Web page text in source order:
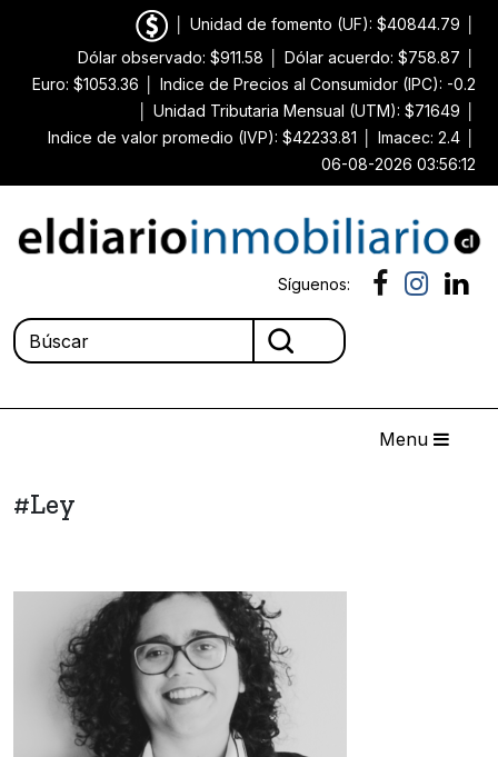
Unidad de fomento (UF): $40844.79
Dólar observado: $911.58
Dólar acuerdo: $758.87
Euro: $1053.36
Indice de Precios al Consumidor (IPC): -0.2
Unidad Tributaria Mensual (UTM): $71649
Indice de valor promedio (IVP): $42233.81
Imacec: 2.4
06-08-2026 03:56:12
Síguenos:
Menu
#Ley